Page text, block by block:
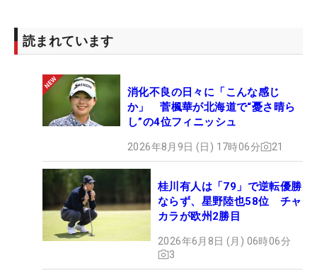
読まれています
消化不良の日々に「こんな感じ
か」 菅楓華が北海道で“憂さ晴ら
し”の4位フィニッシュ
2026年8月9日 (日) 17時06分 21
桂川有人は「79」で逆転優勝
ならず、星野陸也58位 チャ
カラが欧州2勝目
2026年6月8日 (月) 06時06分
3